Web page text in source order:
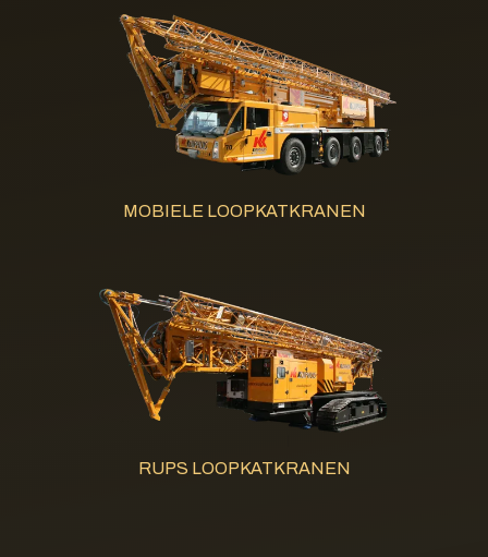
MOBIELE LOOPKATKRANEN
RUPS LOOPKATKRANEN